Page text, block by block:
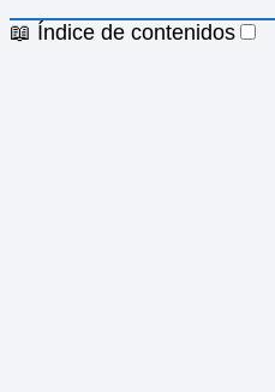
📖 Índice de contenidos